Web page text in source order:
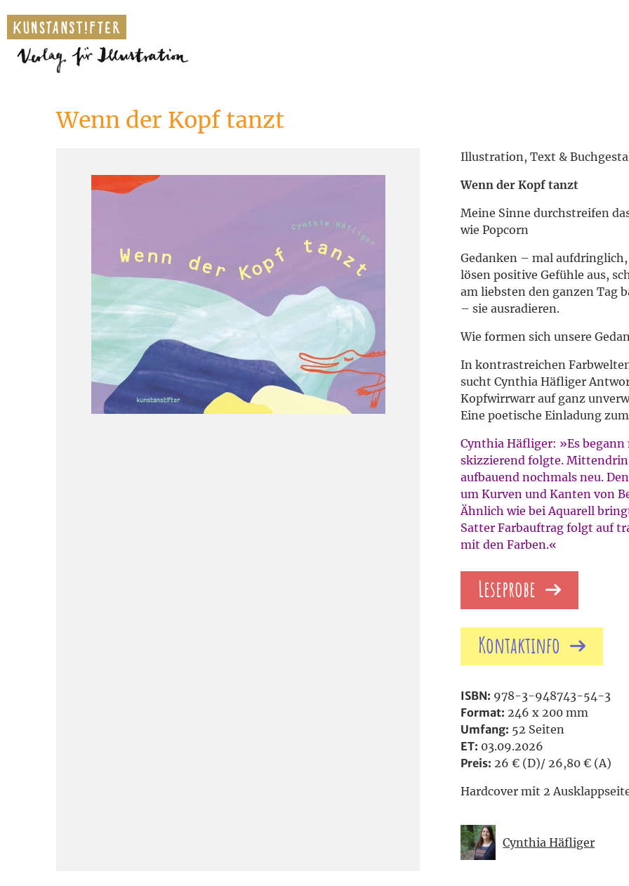
Wenn der Kopf tanzt
Illustration, Text &
Wenn der Kopf tanzt
Meine Sinne durchstreifen
wie Popcorn
Gedanken – mal
lösen positive Gefühle aus,
am liebsten den ganzen Tag
– sie ausradieren.
Wie formen sich unsere
In kontrastreichen
sucht Cynthia Häfliger
Kopfwirrwarr auf ganz
Eine poetische Einladung
Cynthia Häfliger: »Es
skizzierend folgte.
aufbauend nochmals neu.
um Kurven und Kanten von
Ähnlich wie bei Aquarell
Satter Farbauftrag folgt auf
mit den Farben.«
Leseprobe
Kontaktinfo
ISBN: 978-3-948743-54-3
Format: 246 x 200 mm
Umfang: 52 Seiten
ET: 03.09.2026
Preis: 26 € (D)/ 26,80 € (A)
Hardcover mit 2
Cynthia Häfliger